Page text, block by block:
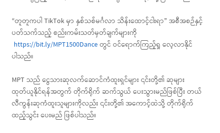
“တူတူကပါ TikTok မှာ နှစ်သစ်မင်္ဂလာ သိန်းထောင့်ငါးရာ” အစီအစဉ်နှင့်
ပတ်သက်သည့် စည်းကမ်းသတ်မှတ်ချက်များကို
https://bit.ly/MPT1500Danceတွင် ဝင်ရောက်ကြည့်ရှု လေ့လာနိုင်
ပါသည်။
MPT သည် ငွေသားဆုလက်ဆောင်ကံထူးရှင်များ ၎င်းတို့၏ ဆုများ
ထုတ်ယူနိုင်ရန်အတွက် တိုက်ရိုက် ဆက်သွယ် ပေးသွားမည်ဖြစ်ပြီး တယ်
လီကွန်းဆုကံထူးသူများကိုလည်း ၎င်းတို့၏ အကောင့်ထဲသို့ တိုက်ရိုက်
ထည့်သွင်း ပေးမည် ဖြစ်ပါသည်။